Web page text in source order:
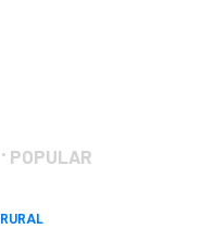
POPULAR
RURAL